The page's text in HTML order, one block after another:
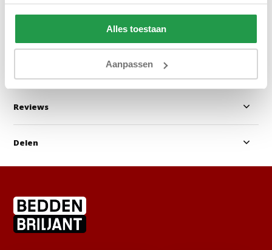
Alles toestaan
Aanpassen
Bekijken Bekijken
Reviews
Delen